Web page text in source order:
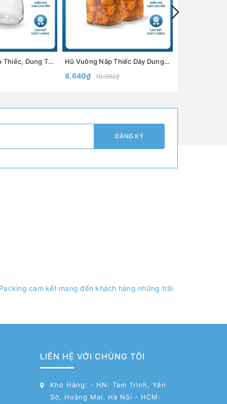
Hũ Pudding Nắp Thiếc, Dung Tích 100ml 200ml, Chất Liệu Dày Dặn, Đựng Sữa Chua, Pudding - North Star Packing Hũ Vuông Nắp Thiếc Dày Dung tích 200ml, 280ml, 380ml Miệng hũ P58,P63,P70 - North Star Packing
8.640₫ 10.992₫
ĐĂNG KÝ
cam kết mang đến khách hàng những trải
LIÊN HỆ VỚI CHÚNG TÔI
Kho Hàng: - HN: Tam Trinh, Yên
Sở, Hoàng Mai, Hà Nội - HCM: